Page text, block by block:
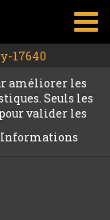
17640
améliorer les
Seuls les
valider les
Informations